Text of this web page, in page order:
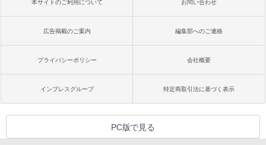
本サイトのご利用について お問い合わせ
広告掲載のご案内 編集部へのご連絡
プライバシーポリシー 会社概要
インプレスグループ 特定商取引法に基づく表示
PC版で見る